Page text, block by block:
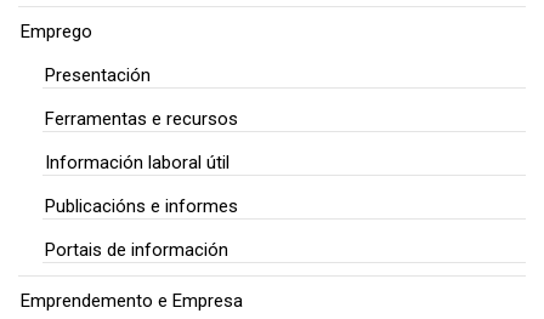
Emprego
Presentación
Ferramentas e recursos
Información laboral útil
Publicacións e informes
Portais de información
Emprendemento e Empresa